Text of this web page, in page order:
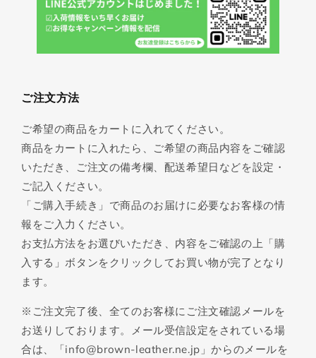
ご注文方法
ご希望の商品をカートに入れてください。
商品をカートに入れたら、ご希望の商品内容をご確認
いただき、ご注文の備考欄、配送希望日などを設定・
ご記入ください。
「ご購入手続き」で商品のお届けに必要なお客様の情
報をご入力ください。
お支払方法をお選びいただき、内容をご確認の上「購
入する」ボタンをクリックしてお買い物が完了となり
ます。
※ご注文完了後、全てのお客様にご注文確認メールを
お送りしております。メール受信設定をされている場
合は、「info@brown-leather.ne.jp」からのメールを